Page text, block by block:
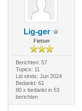
Lig-ger
Fietser
Berichten: 57
Topics: 11
Lid sinds: Jun 2024
Bedankt: 61
80 x bedankt in 53
berichten